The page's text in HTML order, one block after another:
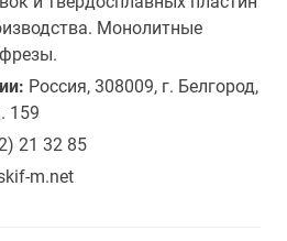
Монолитные
Россия, 308009, г. Белгород,
159
21 32 85
m.net